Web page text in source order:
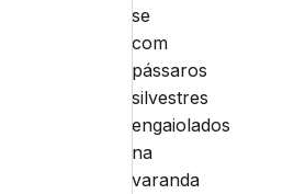
se
com
pássaros
silvestres
engaiolados
na
varanda